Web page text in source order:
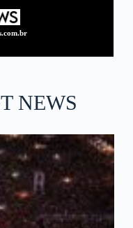
NEWS